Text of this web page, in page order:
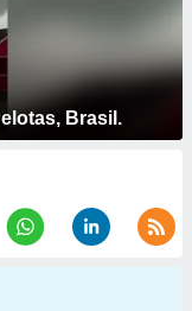
Brasil.